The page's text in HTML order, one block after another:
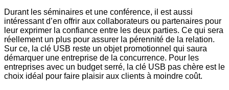
Durant les séminaires et une conférence, il est aussi
intéressant d’en offrir aux collaborateurs ou partenaires pour
leur exprimer la confiance entre les deux parties. Ce qui sera
réellement un plus pour assurer la pérennité de la relation.
Sur ce, la clé USB reste un objet promotionnel qui saura
démarquer une entreprise de la concurrence. Pour les
entreprises avec un budget serré, la clé USB pas chère est le
choix idéal pour faire plaisir aux clients à moindre coût.